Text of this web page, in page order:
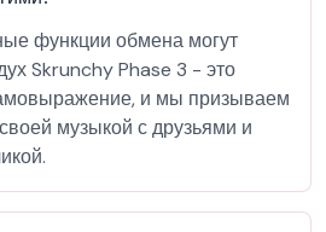
функции обмена могут
Skrunchy Phase 3 - это
и мы призываем
музыкой с друзьями и